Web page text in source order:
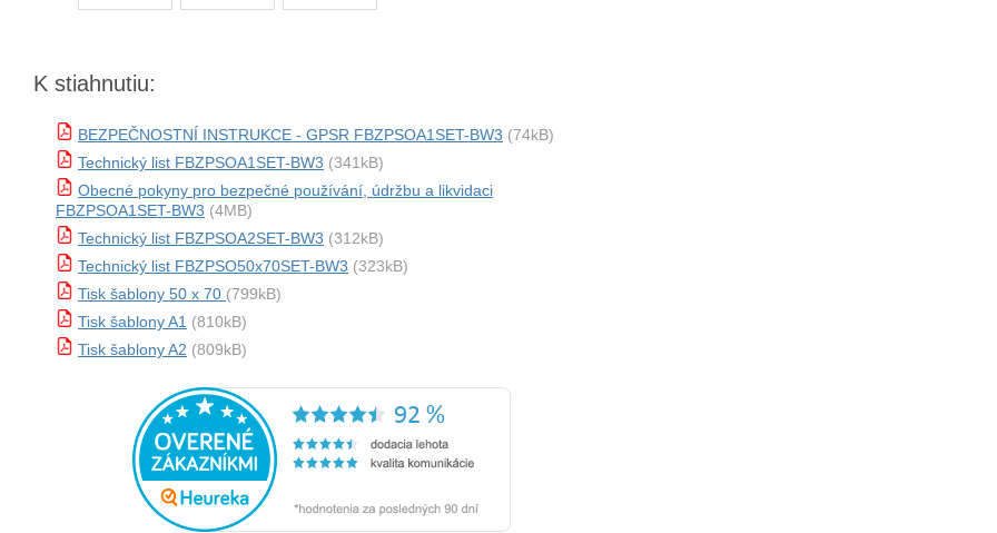
K stiahnutiu:
BEZPEČNOSTNÍ INSTRUKCE - GPSR FBZPSOA1SET-BW3 (74kB)
Technický list FBZPSOA1SET-BW3 (341kB)
Obecné pokyny pro bezpečné používání, údržbu a likvidaci
FBZPSOA1SET-BW3 (4MB)
Technický list FBZPSOA2SET-BW3 (312kB)
Technický list FBZPSO50x70SET-BW3 (323kB)
Tisk šablony 50 x 70 (799kB)
Tisk šablony A1 (810kB)
Tisk šablony A2 (809kB)